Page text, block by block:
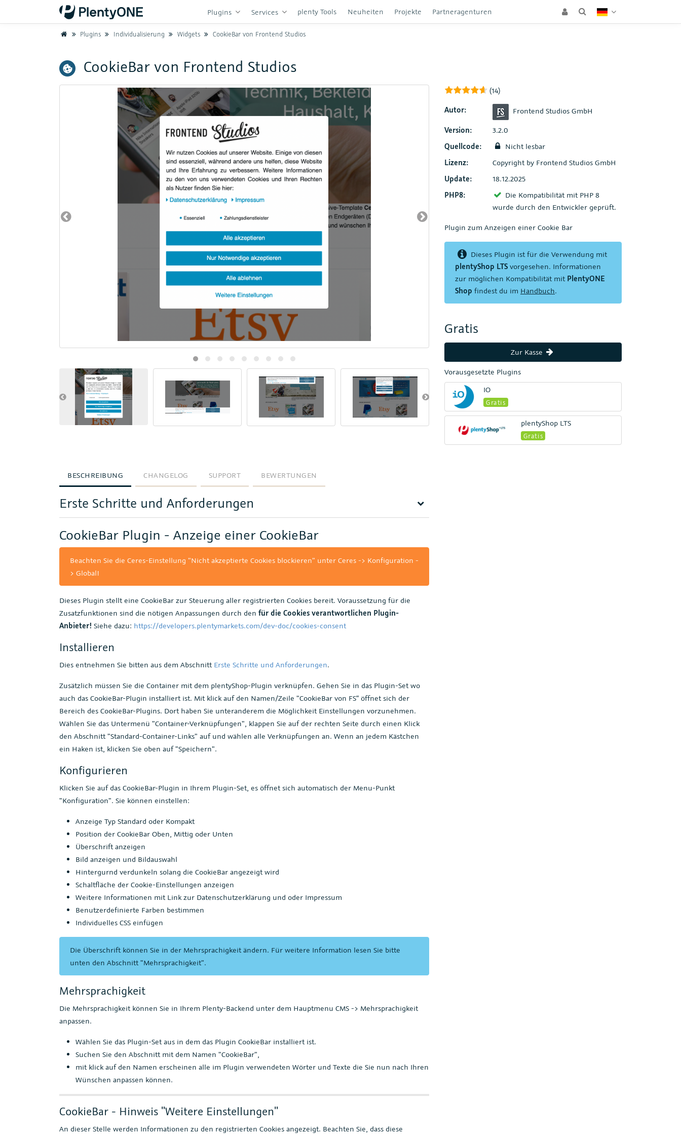
Plugins Services plenty Tools Neuheiten Projekte Partneragenturen
HomePlugins Individualisierung Widgets CookieBar von Frontend Studios
CookieBar von Frontend Studios
(14)
Autor:
Frontend Studios GmbH
Version:
3.2.0
Quellcode:
Nicht lesbar
Lizenz:
Copyright by Frontend Studios GmbH
Update:
18.12.2025
PHP8:
Die Kompatibilität mit PHP 8
wurde durch den Entwickler geprüft.
Plugin zum Anzeigen einer Cookie Bar
Dieses Plugin ist für die Verwendung mit
plentyShop LTS vorgesehen. Informationen
zur möglichen Kompatibilität mit PlentyONE
Shop findest du im Handbuch.
Gratis
Zur Kasse
Vorausgesetzte Plugins
IO
Gratis
plentyShop LTS
Gratis
BESCHREIBUNG CHANGELOG SUPPORT BEWERTUNGEN
Erste Schritte und Anforderungen
CookieBar Plugin - Anzeige einer CookieBar
Beachten Sie die Ceres-Einstellung "Nicht akzeptierte Cookies blockieren" unter Ceres -> Konfiguration -
> Global!
Dieses Plugin stellt eine CookieBar zur Steuerung aller registrierten Cookies bereit. Voraussetzung für die
Zusatzfunktionen sind die nötigen Anpassungen durch den für die Cookies verantwortlichen Plugin-
Anbieter! Siehe dazu: https://developers.plentymarkets.com/dev-doc/cookies-consent
Installieren
Dies entnehmen Sie bitten aus dem Abschnitt Erste Schritte und Anforderungen.
Zusätzlich müssen Sie die Container mit dem plentyShop-Plugin verknüpfen. Gehen Sie in das Plugin-Set wo
auch das CookieBar-Plugin installiert ist. Mit klick auf den Namen/Zeile "CookieBar von FS“ öffnet sich der
Bereich des CookieBar-Plugins. Dort haben Sie unteranderem die Möglichkeit Einstellungen vorzunehmen.
Wählen Sie das Untermenü "Container-Verknüpfungen", klappen Sie auf der rechten Seite durch einen Klick
den Abschnitt "Standard-Container-Links" auf und wählen alle Verknüpfungen an. Wenn an jedem Kästchen
ein Haken ist, klicken Sie oben auf "Speichern".
Konfigurieren
Klicken Sie auf das CookieBar-Plugin in Ihrem Plugin-Set, es öffnet sich automatisch der Menu-Punkt
"Konfiguration". Sie können einstellen:
Anzeige Typ Standard oder Kompakt
Position der CookieBar Oben, Mittig oder Unten
Überschrift anzeigen
Bild anzeigen und Bildauswahl
Hintergurnd verdunkeln solang die CookieBar angezeigt wird
Schaltfläche der Cookie-Einstellungen anzeigen
Weitere Informationen mit Link zur Datenschutzerklärung und oder Impressum
Benutzerdefinierte Farben bestimmen
Individuelles CSS einfügen
Die Überschrift können Sie in der Mehrsprachigkeit ändern. Für weitere Information lesen Sie bitte
unten den Abschnitt "Mehrsprachigkeit".
Mehrsprachigkeit
Die Mehrsprachigkeit können Sie in Ihrem Plenty-Backend unter dem Hauptmenu CMS -> Mehrsprachigkeit
anpassen.
Wählen Sie das Plugin-Set aus in dem das Plugin CookieBar installiert ist.
Suchen Sie den Abschnitt mit dem Namen "CookieBar",
mit klick auf den Namen erscheinen alle im Plugin verwendeten Wörter und Texte die Sie nun nach Ihren
Wünschen anpassen können.
CookieBar - Hinweis "Weitere Einstellungen"
An dieser Stelle werden Informationen zu den registrierten Cookies angezeigt. Beachten Sie, dass diese